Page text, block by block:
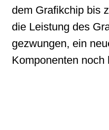
dem Grafikchip bis
die Leistung des
gezwungen, ein
Komponenten noch